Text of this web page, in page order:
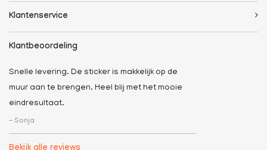
Klantenservice
Klantbeoordeling
Snelle levering. De sticker is makkelijk op de
muur aan te brengen. Heel blij met het mooie
eindresultaat.
- Sonja